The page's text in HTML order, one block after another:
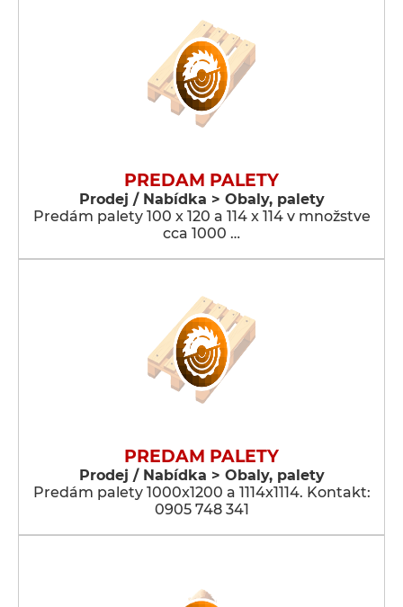
PREDAM PALETY
Prodej / Nabídka > Obaly, palety
Predám palety 100 x 120 a 114 x 114 v množstve
cca 1000 …
PREDAM PALETY
Prodej / Nabídka > Obaly, palety
Predám palety 1000x1200 a 1114x1114. Kontakt:
0905 748 341